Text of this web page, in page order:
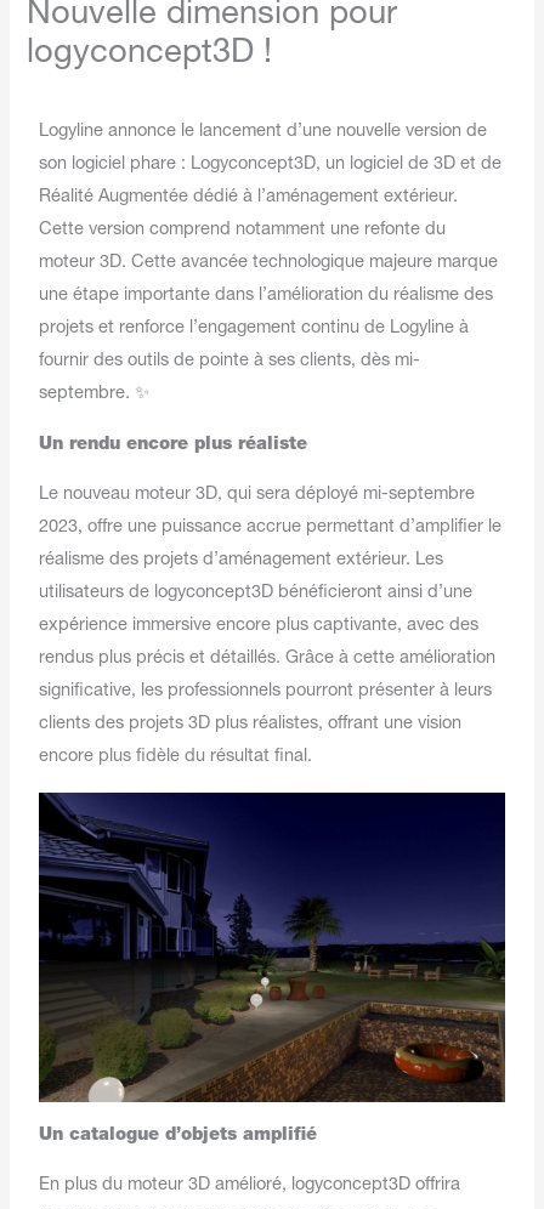
Nouvelle dimension pour
logyconcept3D !
Logyline annonce le lancement d’une nouvelle version de
son logiciel phare : Logyconcept3D, un logiciel de 3D et de
Réalité Augmentée dédié à l’aménagement extérieur.
Cette version comprend notamment une refonte du
moteur 3D. Cette avancée technologique majeure marque
une étape importante dans l’amélioration du réalisme des
projets et renforce l’engagement continu de Logyline à
fournir des outils de pointe à ses clients, dès mi-
septembre. ✨
Un rendu encore plus réaliste
Le nouveau moteur 3D, qui sera déployé mi-septembre
2023, offre une puissance accrue permettant d’amplifier le
réalisme des projets d’aménagement extérieur. Les
utilisateurs de logyconcept3D bénéficieront ainsi d’une
expérience immersive encore plus captivante, avec des
rendus plus précis et détaillés. Grâce à cette amélioration
significative, les professionnels pourront présenter à leurs
clients des projets 3D plus réalistes, offrant une vision
encore plus fidèle du résultat final.
Un catalogue d’objets amplifié
En plus du moteur 3D amélioré, logyconcept3D offrira